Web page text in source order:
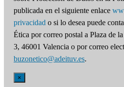
publicada en el siguiente enlace
privacidad o si lo desea puede
Ética por correo postal a Plaza de
3, 46001 Valencia o por correo
buzonetico@adeituv.es.
×